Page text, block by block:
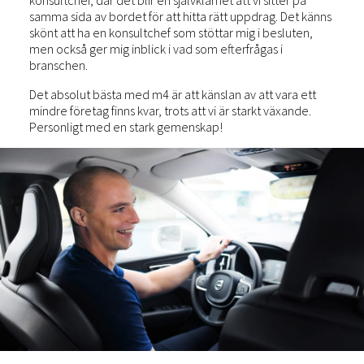
samma sida av bordet för att hitta rätt uppdrag. Det känns
skönt att ha en konsultchef som stöttar mig i besluten,
men också ger mig inblick i vad som efterfrågas i
branschen.
Det absolut bästa med m4 är att känslan av att vara ett
mindre företag finns kvar, trots att vi är starkt växande.
Personligt med en stark gemenskap!